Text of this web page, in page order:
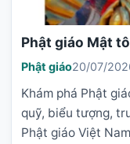
Phật giáo Mật
Phật giáo20/07/
Khám phá Phật
quỹ, biểu tượng,
Phật giáo Việt